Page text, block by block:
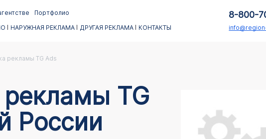
Портфолио
НАРУЖНАЯ РЕКЛАМА ДРУГАЯ РЕКЛАМА КОНТАКТЫ
8-800-
рекламы TG Ads
TG
России